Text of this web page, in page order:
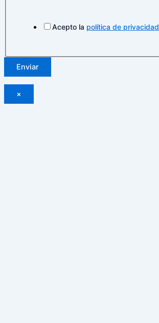
Acepto la política de privacidad
Enviar
×